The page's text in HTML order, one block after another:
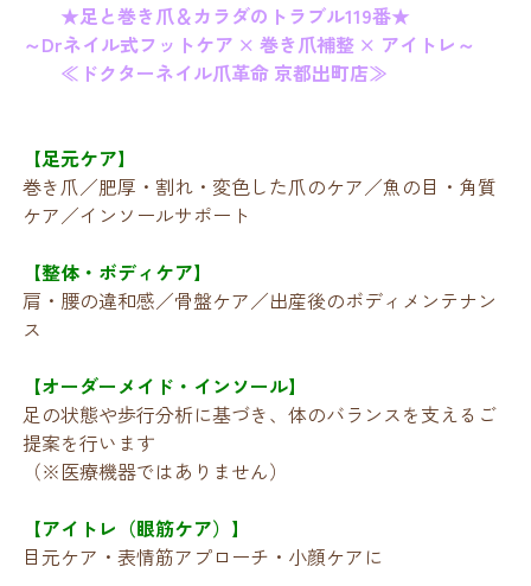
★足と巻き爪＆カラダのトラブル119番★
～Drネイル式フットケア × 巻き爪補整 × アイトレ～
≪ドクターネイル爪革命 京都出町店≫
【足元ケア】
巻き爪／肥厚・割れ・変色した爪のケア／魚の目・角質
ケア／インソールサポート
【整体・ボディケア】
肩・腰の違和感／骨盤ケア／出産後のボディメンテナン
ス
【オーダーメイド・インソール】
足の状態や歩行分析に基づき、体のバランスを支えるご
提案を行います
（※医療機器ではありません）
【アイトレ（眼筋ケア）】
目元ケア・表情筋アプローチ・小顔ケアに